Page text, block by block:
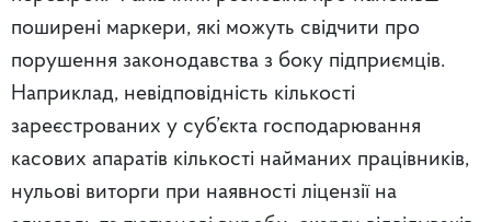
поширені маркери, які можуть свідчити про
порушення законодавства з боку підприємців.
Наприклад, невідповідність кількості
зареєстрованих у суб’єкта господарювання
касових апаратів кількості найманих працівників,
нульові виторги при наявності ліцензії на